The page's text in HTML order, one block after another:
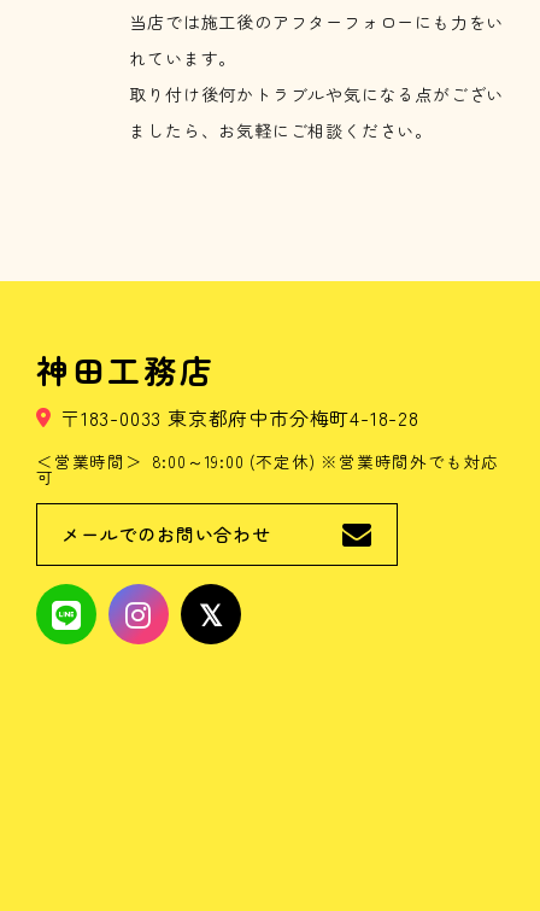
当店では施工後のアフターフォローにも力をい
れています。
取り付け後何かトラブルや気になる点がござい
ましたら、お気軽にご相談ください。
神田工務店
〒183-0033 東京都府中市分梅町4-18-28
営業時間 8:00～19:00 (不定休) ※営業時間外でも対応
可
メールでのお問い合わせ